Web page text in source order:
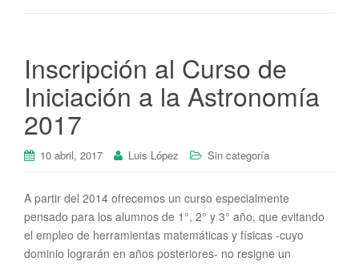
Inscripción al Curso de
Iniciación a la Astronomía
2017
10 abril, 2017 Luis López Sin categoría
A partir del 2014 ofrecemos un curso especialmente
pensado para los alumnos de 1°, 2° y 3° año, que evitando
el empleo de herramientas matemáticas y físicas -cuyo
dominio lograrán en años posteriores- no resigne un